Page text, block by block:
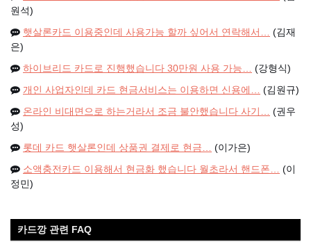
원석)
햇살론카드 이용중인데 사용가능 할까 싶어서 연락해서… (김재
은)
하이브리드 카드로 진행했습니다 30만원 사용 가능… (강형식)
개인 사업자인데 카드 현금서비스는 이용하면 신용에… (김원규)
온라인 비대면으로 하는거라서 조금 불안했습니다 사기… (권우
성)
롯데 카드 햇살론인데 상품권 결제로 현금… (이가은)
소액충전카드 이용해서 현금화 했습니다 월초라서 핸드폰… (이
정민)
카드깡 관련 FAQ